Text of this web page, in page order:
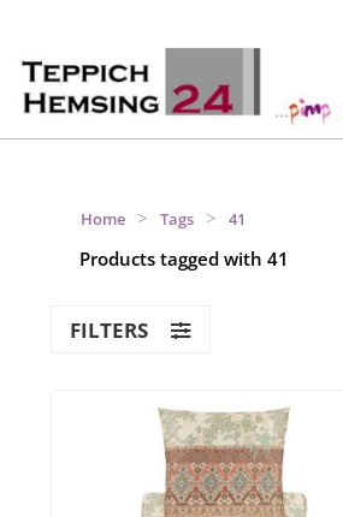
Home > Tags > 41
Products tagged with 41
FILTERS